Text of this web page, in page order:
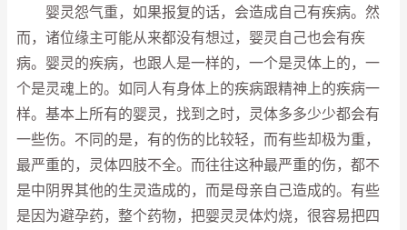
婴灵怨气重，如果报复的话，会造成自己有疾病。然
而，诸位缘主可能从来都没有想过，婴灵自己也会有疾
病。婴灵的疾病，也跟人是一样的，一个是灵体上的，一
个是灵魂上的。如同人有身体上的疾病跟精神上的疾病一
样。基本上所有的婴灵，找到之时，灵体多多少少都会有
一些伤。不同的是，有的伤的比较轻，而有些却极为重，
最严重的，灵体四肢不全。而往往这种最严重的伤，都不
是中阴界其他的生灵造成的，而是母亲自己造成的。有些
是因为避孕药，整个药物，把婴灵灵体灼烧，很容易把四